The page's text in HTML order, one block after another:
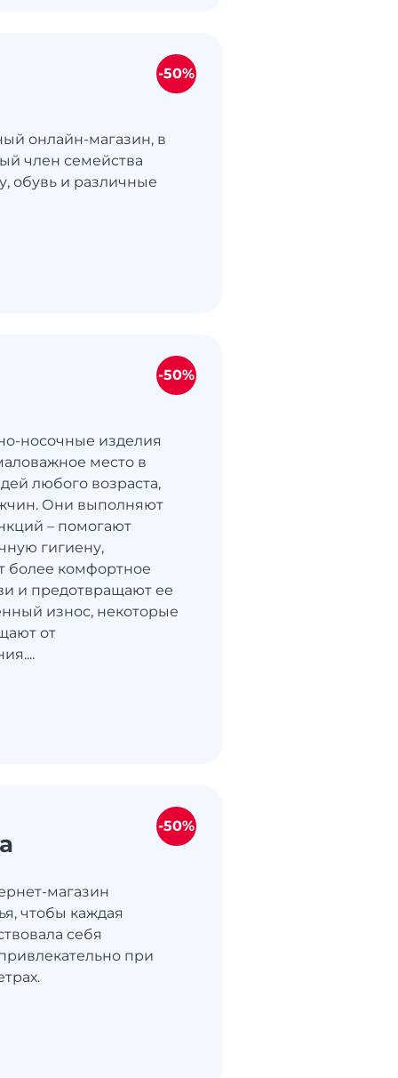
онлайн-магазин, в
член семейства
обувь и различные
-50%
носочные изделия
место в
любого возраста,
Они выполняют
– помогают
гигиену,
более комфортное
и предотвращают ее
износ, некоторые
от
-50%
магазин
чтобы каждая
себя
при
-50%